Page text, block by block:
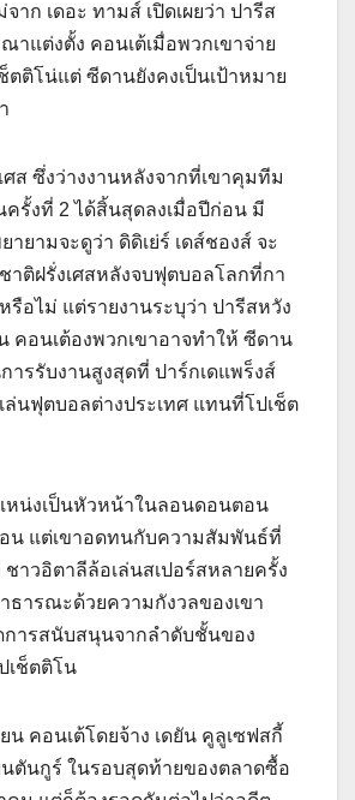
าก เดอะ ทามส์ เปิดเผยว่า ปารีส
าแต่งตั้ง คอนเต้เมื่อพวกเขาจ่าย
ตติโน่แต่ ซีดานยังคงเป็นเป้าหมาย
ศส ซึ่งว่างงานหลังจากที่เขาคุมทีม
ครั้งที่ 2 ได้สิ้นสุดลงเมื่อปีก่อน มี
ายามจะดูว่า ดิดิเย่ร์ เดส์ชองส์ จะ
าติฝรั่งเศสหลังจบฟุตบอลโลกที่กา
รือไม่ แต่รายงานระบุว่า ปารีสหวัง
คอนเต้องพวกเขาอาจทำให้ ซีดาน
ารรับงานสูงสุดที่ ปาร์กเดแพร็งส์
ล่นฟุตบอลต่างประเทศ แทนที่โปเช็ต
หน่งเป็นหัวหน้าในลอนดอนตอน
อน แต่เขาอดทนกับความสัมพันธ์ที่
าวอิตาลีล้อเล่นสเปอร์สหลายครั้ง
าธารณะด้วยความกังวลของเขา
การสนับสนุนจากลำดับชั้นของ
เช็ตติโน
น คอนเต้โดยจ้าง เดยัน คูลูเซฟสกี้
นตันกูร์ ในรอบสุดท้ายของตลาดซื้อ